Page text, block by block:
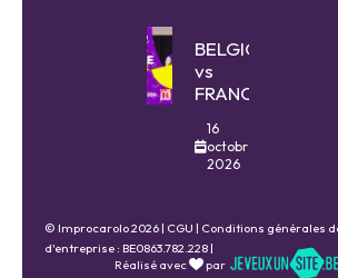
BELGIQUE
vs
FRANCE
16
octobre
2026
© Improcarolo 2026 | CGU | Conditions générales
d'entreprise : BE0863.782.228 |
Réalisé avec
par